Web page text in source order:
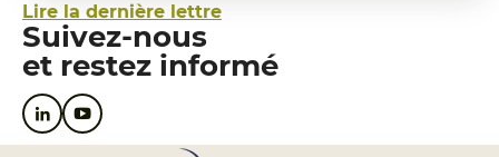
Lire la dernière lettre
Suivez-nous
et restez informé